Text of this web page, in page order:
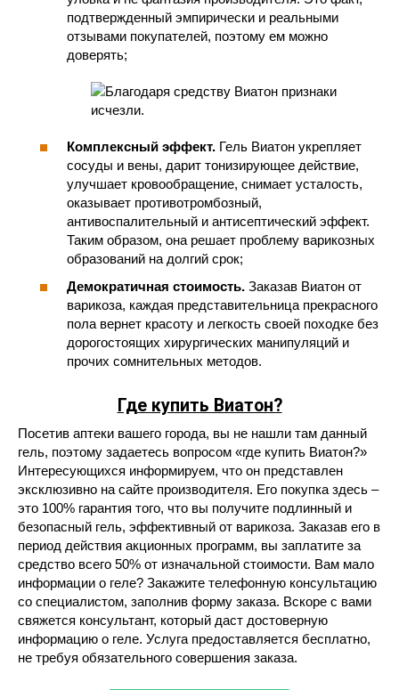
подтвержденный эмпирически и реальными
отзывами покупателей, поэтому ем можно
доверять;
Комплексный эффект. Гель Виатон укрепляет
сосуды и вены, дарит тонизирующее действие,
улучшает кровообращение, снимает усталость,
оказывает противотромбозный,
антивоспалительный и антисептический эффект.
Таким образом, она решает проблему варикозных
образований на долгий срок;
Демократичная стоимость. Заказав Виатон от
варикоза, каждая представительница прекрасного
пола вернет красоту и легкость своей походке без
дорогостоящих хирургических манипуляций и
прочих сомнительных методов.
Где купить Виатон?
Посетив аптеки вашего города, вы не нашли там данный
гель, поэтому задаетесь вопросом «где купить Виатон?»
Интересующихся информируем, что он представлен
эксклюзивно на сайте производителя. Его покупка здесь –
это 100% гарантия того, что вы получите подлинный и
безопасный гель, эффективный от варикоза. Заказав его в
период действия акционных программ, вы заплатите за
средство всего 50% от изначальной стоимости. Вам мало
информации о геле? Закажите телефонную консультацию
со специалистом, заполнив форму заказа. Вскоре с вами
свяжется консультант, который даст достоверную
информацию о геле. Услуга предоставляется бесплатно,
не требуя обязательного совершения заказа.